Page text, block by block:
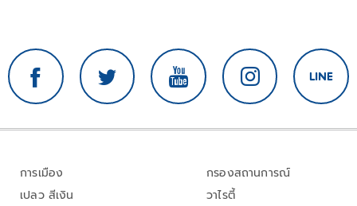
การเมือง
เปลว สีเงิน
กรองสถานการณ์
วาไรตี้